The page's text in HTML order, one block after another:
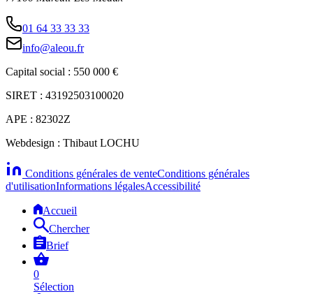
01 64 33 33 33
info@aleou.fr
Capital social : 550 000 €
SIRET : 43192503100020
APE : 82302Z
Webdesign : Thibaut LOCHU
Conditions générales de venteConditions générales
d'utilisationInformations légalesAccessibilité
Accueil
Chercher
Brief
0
Sélection